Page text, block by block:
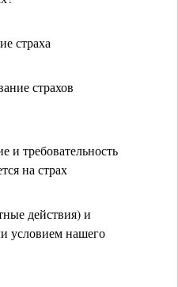
страха
страхов
и требовательность
на страх
действия) и
условием нашего